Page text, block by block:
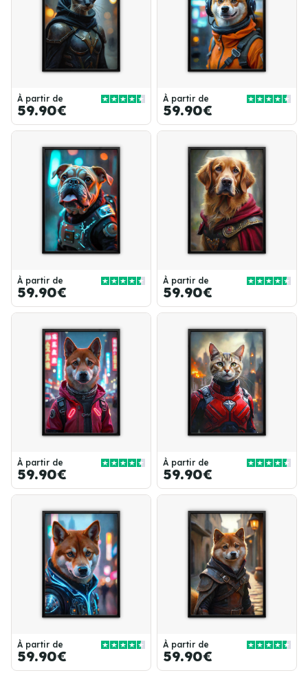
À partir de
59.90€
À partir de
59.90€
À partir de
59.90€
À partir de
59.90€
À partir de
59.90€
À partir de
59.90€
À partir de
59.90€
À partir de
59.90€